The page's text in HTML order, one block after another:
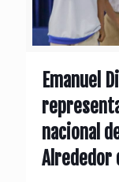
Emanuel
nacional
Alrededor